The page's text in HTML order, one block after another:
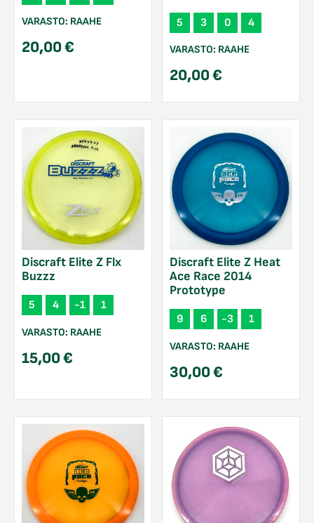
VARASTO: RAAHE
20,00€
5 3 0 4
VARASTO: RAAHE
20,00€
Discraft Elite Z Flx
Buzzz
5 4 -1 1
VARASTO: RAAHE
15,00€
Discraft Elite Z Heat
Ace Race 2014
Prototype
9 6 -3 1
VARASTO: RAAHE
30,00€